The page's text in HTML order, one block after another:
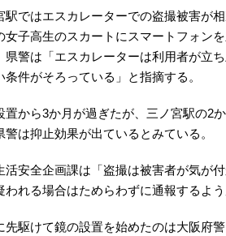
ではエスカレーターでの盗撮被害が
女子高生のスカートにスマートフォン
県警は「エスカレーターは利用者が立
条件がそろっている」と指摘する。
から3か月が過ぎたが、三ノ宮駅の2
警は抑止効果が出ているとみている。
安全企画課は「盗撮は被害者が気が
われる場合はためらわずに通報するよう
駆けて鏡の設置を始めたのは大阪府